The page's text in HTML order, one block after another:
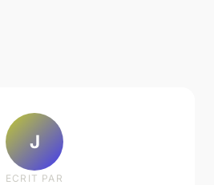
J
ECRIT PAR